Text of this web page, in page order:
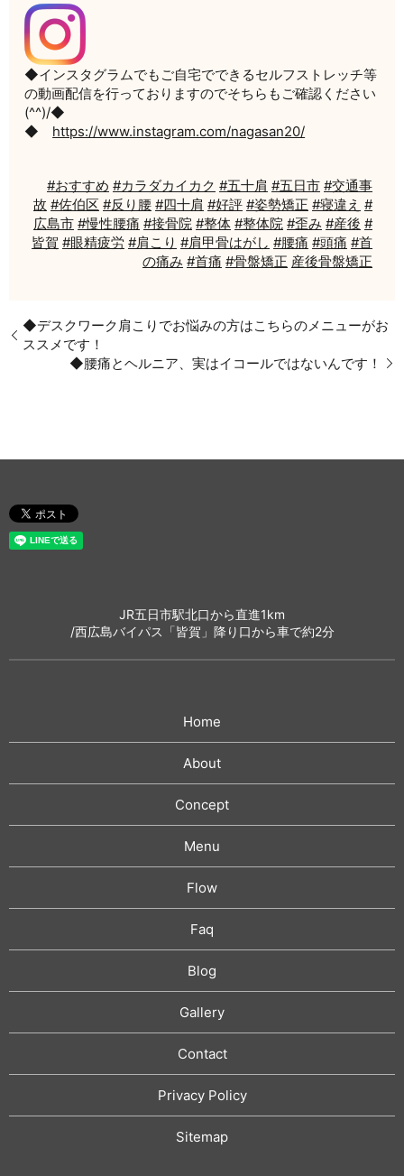
◆インスタグラムでもご自宅でできるセルフストレッチ等
の動画配信を行っておりますのでそちらもご確認ください
(^^)/◆
◆ https://www.instagram.com/nagasan20/
#おすすめ #カラダカイカク #五十肩 #五日市 #交通事
故 #佐伯区 #反り腰 #四十肩 #好評 #姿勢矯正 #寝違え #
広島市 #慢性腰痛 #接骨院 #整体 #整体院 #歪み #産後 #
皆賀 #眼精疲労 #肩こり #肩甲骨はがし #腰痛 #頭痛 #首
の痛み #首痛 #骨盤矯正 産後骨盤矯正
◆デスクワーク肩こりでお悩みの方はこちらのメニューがお
ススメです！
◆腰痛とヘルニア、実はイコールではないんです！
JR五日市駅北口から直進1km
/西広島バイパス「皆賀」降り口から車で約2分
Home
About
Concept
Menu
Flow
Faq
Blog
Gallery
Contact
Privacy Policy
Sitemap